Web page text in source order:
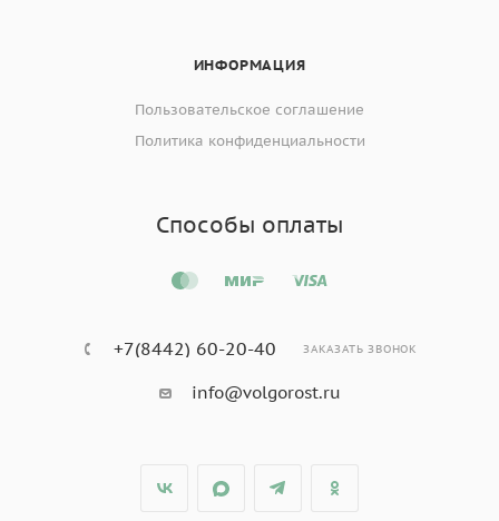
ИНФОРМАЦИЯ
Пользовательское соглашение
Политика конфиденциальности
Способы оплаты
+7(8442) 60-20-40 ЗАКАЗАТЬ ЗВОНОК
info@volgorost.ru